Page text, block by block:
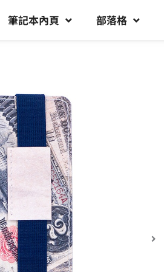
筆記本內頁 部落格